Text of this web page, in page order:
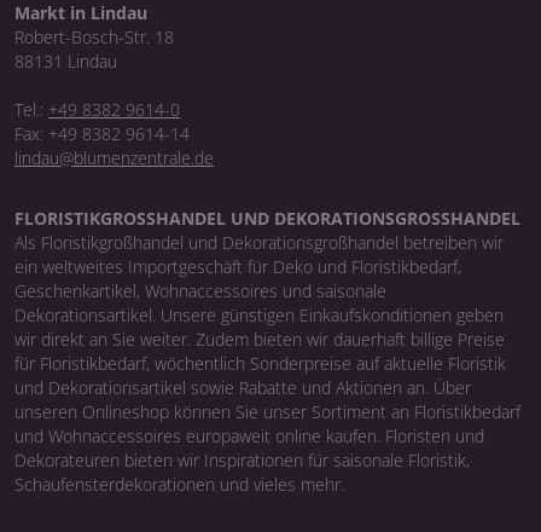
Markt in Lindau
Robert-Bosch-Str. 18
88131 Lindau
Tel.: +49 8382 9614-0
Fax: +49 8382 9614-14
lindau@blumenzentrale.de
FLORISTIKGROSSHANDEL UND DEKORATIONSGROSSHANDEL
Als Floristikgroßhandel und Dekorationsgroßhandel betreiben wir
ein weltweites Importgeschäft für Deko und Floristikbedarf,
Geschenkartikel, Wohnaccessoires und saisonale
Dekorationsartikel. Unsere günstigen Einkaufskonditionen geben
wir direkt an Sie weiter. Zudem bieten wir dauerhaft billige Preise
für Floristikbedarf, wöchentlich Sonderpreise auf aktuelle Floristik
und Dekorationsartikel sowie Rabatte und Aktionen an. Über
unseren Onlineshop können Sie unser Sortiment an Floristikbedarf
und Wohnaccessoires europaweit online kaufen. Floristen und
Dekorateuren bieten wir Inspirationen für saisonale Floristik,
Schaufensterdekorationen und vieles mehr.